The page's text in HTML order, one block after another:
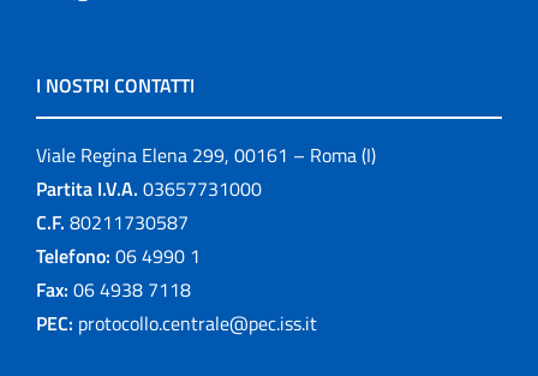
I NOSTRI CONTATTI
Viale Regina Elena 299, 00161 – Roma (I)
Partita I.V.A. 03657731000
C.F. 80211730587
Telefono: 06 4990 1
Fax: 06 4938 7118
PEC: protocollo.centrale@pec.iss.it